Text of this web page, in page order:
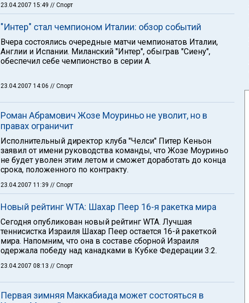
23.04.2007 15:49 // Спорт
"Интер" стал чемпионом Италии: обзор событий
Вчера состоялись очередные матчи чемпионатов Италии,
Англии и Испании. Миланский "Интер", обыграв "Сиену",
обеспечил себе чемпионство в серии А.
23.04.2007 14:06 // Спорт
Роман Абрамович Жозе Моуриньо не уволит, но в
правах ограничит
Исполнительный директор клуба "Челси" Питер Кеньон
заявил от имени руководства команды, что Жозе Моуриньо
не будет уволен этим летом и сможет доработать до конца
срока, положенного по контракту.
23.04.2007 11:39 // Спорт
Новый рейтинг WTA: Шахар Пеер 16-я ракетка мира
Сегодня опубликован новый рейтинг WTA. Лучшая
теннисистка Израиля Шахар Пеер остается 16-й ракеткой
мира. Напомним, что она в составе сборной Израиля
одержала победу над канадками в Кубке Федерации 3:2.
23.04.2007 08:13 // Спорт
Первая зимняя Маккабиада может состояться в